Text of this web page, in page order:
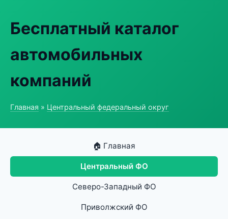
Бесплатный каталог
автомобильных
компаний
Главная » Центральный федеральный округ
🏠 Главная
Центральный ФО
Северо-Западный ФО
Приволжский ФО